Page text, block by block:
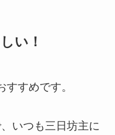
い！
すめです。
いつも三日坊主に